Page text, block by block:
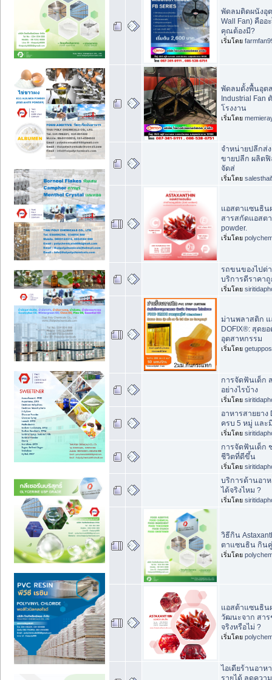
พัดลมติดผนังอุ
Wall Fan) คืออ
คุณต้องมี?
เริ่มโดย
พัดลมตั้งพื้นอุต
Industrial Fan
โรงงาน
เริ่มโดย
จำหน่ายปลีกส่
ขายปลีก ผลิตฟิ
จัดส่
เริ่มโดย
แอสตาแซนธิน
สารสกัดแอสต
powder.
เริ่มโดย
รถขนของไปต่
บริการดีราคาถู
เริ่มโดย
ม่านพลาสติก
DOFIX®: สุดย
อุตสาหกรรม
เริ่มโดย
การจัดฟันเด็ก
อย่างไรบ้าง
เริ่มโดย
อาหารสายยาง
ครบ 5 หมู่ และ
เริ่มโดย
การจัดฟันเด็ก
ชีวิตที่ดีขึ้น
เริ่มโดย
บริการด้านอา
ได้จริงไหม ?
เริ่มโดย
วิธีกิน
ตาแซนธิน กิน
เริ่มโดย
แอสต้าแซนธิน
วัฒนะจาก สาร
จริงหรือไม่ ?
เริ่มโดย
ไอเดียร้านอาห
รายได้ ลดควา